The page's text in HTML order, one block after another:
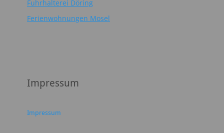
Fuhrhalterei Döring
Ferienwohnungen Mosel
Impressum
Impressum